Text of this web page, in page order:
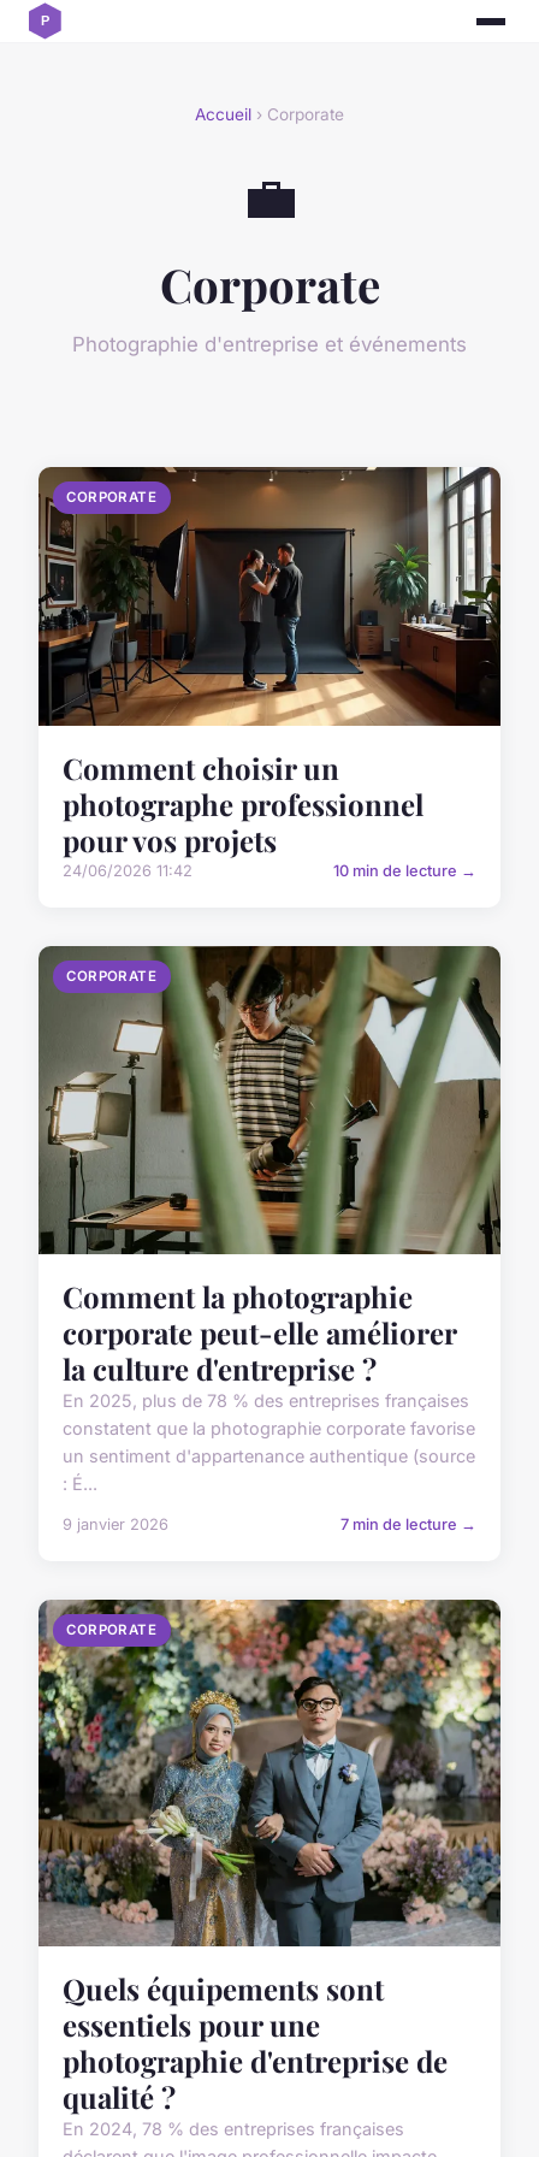
Accueil › Corporate
💼
Corporate
Photographie d'entreprise et événements
CORPORATE
Comment choisir un
photographe professionnel
pour vos projets
24/06/2026 11:42 10 min de lecture →
CORPORATE
Comment la photographie
corporate peut-elle améliorer
la culture d'entreprise ?
En 2025, plus de 78 % des entreprises françaises
constatent que la photographie corporate favorise
un sentiment d'appartenance authentique (source
: É...
9 janvier 2026 7 min de lecture →
CORPORATE
Quels équipements sont
essentiels pour une
photographie d'entreprise de
qualité ?
En 2024, 78 % des entreprises françaises